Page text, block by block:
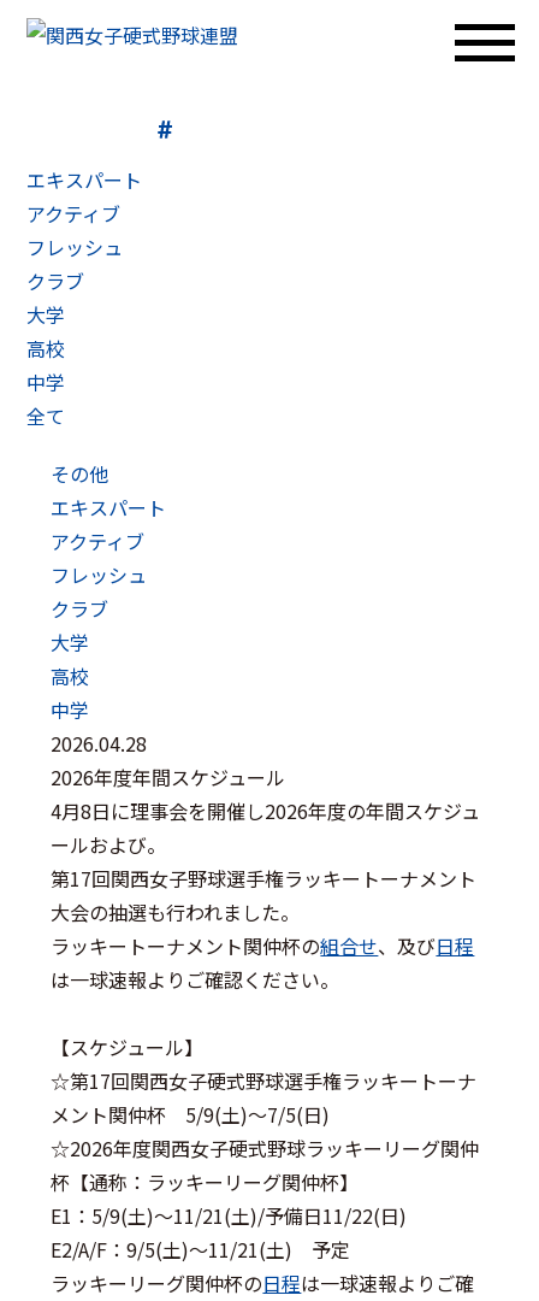
エキスパート
アクティブ
フレッシュ
クラブ
大学
高校
中学
全て
その他
エキスパート
アクティブ
フレッシュ
クラブ
大学
高校
中学
2026.04.28
2026年度年間スケジュール
4月8日に理事会を開催し2026年度の年間スケジュ
ールおよび。
第17回関西女子野球選手権ラッキートーナメント
大会の抽選も行われました。
ラッキートーナメント関仲杯の組合せ、及び日程
は一球速報よりご確認ください。
【スケジュール】
☆第17回関西女子硬式野球選手権ラッキートーナ
メント関仲杯 5/9(土)～7/5(日)
☆2026年度関西女子硬式野球ラッキーリーグ関仲
杯【通称：ラッキーリーグ関仲杯】
E1：5/9(土)～11/21(土)/予備日11/22(日)
E2/A/F：9/5(土)～11/21(土) 予定
ラッキーリーグ関仲杯の日程は一球速報よりご確